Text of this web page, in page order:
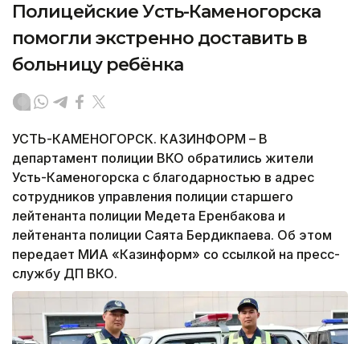
Полицейские Усть-Каменогорска
помогли экстренно доставить в
больницу ребёнка
УСТЬ-КАМЕНОГОРСК. КАЗИНФОРМ – В
департамент полиции ВКО обратились жители
Усть-Каменогорска с благодарностью в адрес
сотрудников управления полиции старшего
лейтенанта полиции Медета Еренбакова и
лейтенанта полиции Саята Бердикпаева. Об этом
передает МИА «Казинформ» со ссылкой на пресс-
службу ДП ВКО.